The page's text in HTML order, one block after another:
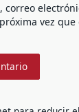
correo
vez que